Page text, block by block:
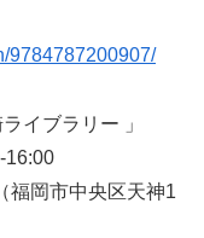
9784787200907/
イブラリー 」
16:00
福岡市中央区天神1